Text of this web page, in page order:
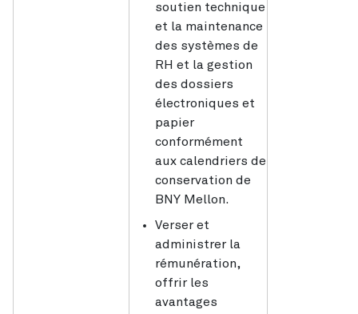
soutien technique
et la maintenance
des systèmes de
RH et la gestion
des dossiers
électroniques et
papier
conformément
aux calendriers de
conservation de
BNY Mellon.
Verser et
administrer la
rémunération,
offrir les
avantages